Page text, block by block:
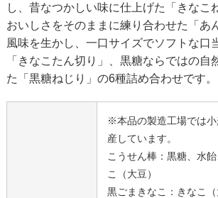
し、昔なつかしい味に仕上げた「きなこ
おいしさをそのままに練り合わせた「あ
風味を生かし、一口サイズでソフトな口
「きなこたん切り」、黒糖ならではの自
た「黒糖ねじり」の6種詰め合わせです。
※本品の製造工場では
産しています。
こうせん棒：黒糖、水
こ（大豆）
黒ごまきなこ：きなこ